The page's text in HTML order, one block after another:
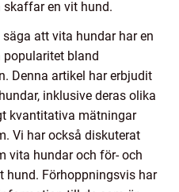
en vit hund.
att vita hundar har en
bland
Denna artikel har erbjudit
inklusive deras olika
kvantitativa mätningar
Vi har också diskuterat
vita hundar och för- och
hund. Förhoppningsvis har